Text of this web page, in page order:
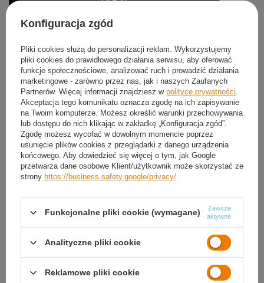
Produkt dostępny Wysyłka
Darmowa i szybka dostawa
30 dni na łatwy zwrot
Sprawdź, w którym sklepie obejrzysz i kupisz od ręki
Bezpieczne zakupy
Darmowa dostawa do paczkomatu lub punktu
odbioru
Smile - dostawy ze sklepów internetowych przy zamówieniu od50,00 złsą za
darmoWięcej informacji.
SZCZEGÓŁOWE DANE
GWARANCJA
Konfiguracja zgód
Pliki cookies służą do personalizacji reklam. Wykorzystujemy
pliki cookies do prawidłowego działania serwisu, aby oferować
funkcje społecznościowe, analizować ruch i prowadzić działania
marketingowe - zarówno przez nas, jak i naszych Zaufanych
Partnerów. Więcej informacji znajdziesz w polityce prywatności
Akceptacja tego komunikatu oznacza zgodę na ich zapisywanie
na Twoim komputerze. Możesz określić warunki przechowywania
lub dostępu do nich klikając w zakładkę „Konfiguracja zgód”.
Zgodę możesz wycofać w dowolnym momencie poprzez
usunięcie plików cookies z przeglądarki z danego urządzenia
końcowego. Aby dowiedzieć się więcej o tym, jak Google
przetwarza dane osobowe Klient/użytkownik może skorzystać ze
strony https://business.safety.google/privacy/
Funkcjonalne pliki cookie (wymagane)
Zawsze
aktywne
Analityczne pliki cookie
Reklamowe pliki cookie